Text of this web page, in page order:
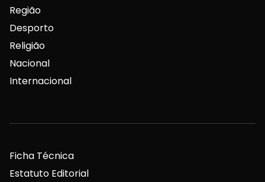
Região
Desporto
Religião
Nacional
Internacional
Ficha Técnica
Estatuto Editorial